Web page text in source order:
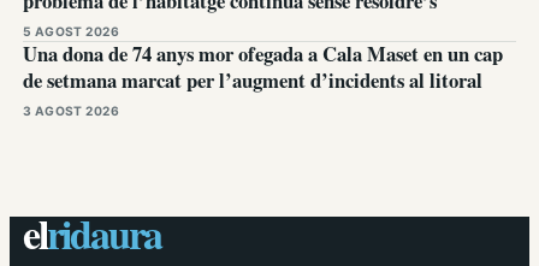
5 AGOST 2026
Una dona de 74 anys mor ofegada a Cala Maset en un cap
de setmana marcat per l’augment d’incidents al litoral
3 AGOST 2026
elridaura